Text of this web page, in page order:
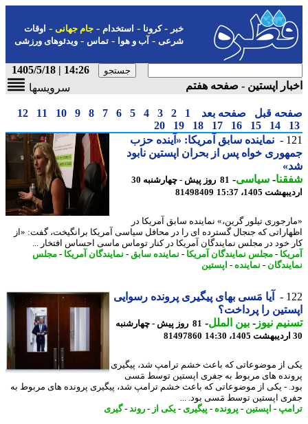
-کرونا-استخدام- جام جهانی-اوقات
شرعی-آب و هوا-تماس-ویدئوهای ورزشی
14:26 | 1405/5/18
اپستین - صفحه هفتم
سرویسها
قبل صفحه بعد 1
2
3
4
5
6
7
8
9
10
11
12
14
15
16
17
18
19
20
نماینده سابق آمریکا: «آینده حزب
خواه پس از بحران اپستین نابود
-سیاسی-
81 روز پیش - چهارشنبه 30
1405، 15:37
81498409
تیلور گرین،» نماینده سابق آمریکا در
که جنجال گسترده ای را در محافل سیاسی آمریکا برانگیخت، گفت: «از
خود در مجلس نمایندگان آمریکا در کنار توماس ماسی احساس افتخار ...
- مجلس نمایندگان آمریکا- نماینده سابق-نمایندگان آمریکا- مجلس
-نماینده-اپستین
آیا مَسی بهای پیگیری پرونده رسوایی
را پرداخت؟
نیوز-بین الملل-
81 روز پیش - چهارشنبه
81497860
از موضوعاتی که باعث خشم ترامپ شد، پیگیری
های مربوط به جفری اپستین توسط مَسی
- یکی از موضوعاتی که باعث خشم ترامپ شد، پیگیری پرونده های مربوط به
اپستین توسط مَسی بود. ...
-اپستین-پرونده -پیگیری- یکی از-روند -گیری